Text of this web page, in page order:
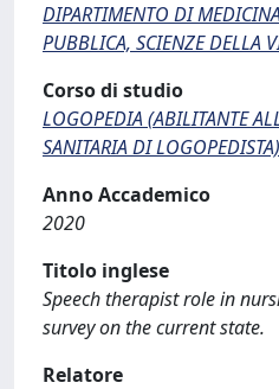
DIPARTIMENTO DI
PUBBLICA, SCIENZE DELLA
Corso di studio
LOGOPEDIA (ABILITANTE
SANITARIA DI LOGOPEDISTA)
Anno Accademico
2020
Titolo inglese
Speech therapist role in
survey on the current state.
Relatore